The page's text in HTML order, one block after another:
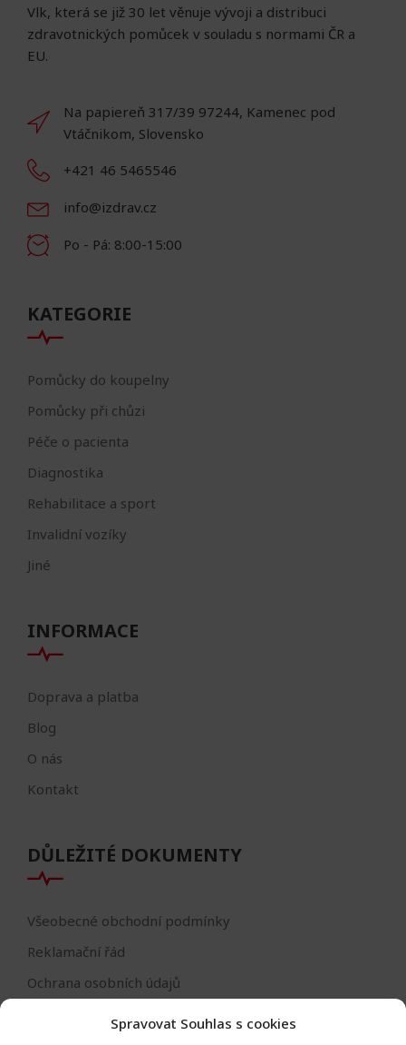
Spravovat Souhlas s cookies
Vlk, která se již 30 let věnuje vývoji a distribuci
zdravotnických pomůcek v souladu s normami ČR a
EU.
Na papiereň 317/39 97244, Kamenec pod
Vtáčnikom, Slovensko
+421 46 5465546
info@izdrav.cz
Po - Pá: 8:00-15:00
KATEGORIE
Pomůcky do koupelny
Pomůcky při chůzi
Péče o pacienta
Diagnostika
Rehabilitace a sport
Invalidní vozíky
Jiné
INFORMACE
Doprava a platba
Blog
O nás
Kontakt
DŮLEŽITÉ DOKUMENTY
Všeobecné obchodní podmínky
Reklamační řád
Ochrana osobních údajů